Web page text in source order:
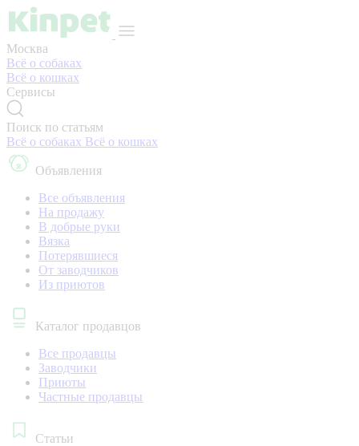
Москва
Всё о собаках
Всё о кошках
Сервисы
Поиск по статьям
Всё о собаках Всё о кошках
Объявления
Все объявления
На продажу
В добрые руки
Вязка
Потерявшиеся
От заводчиков
Из приютов
Каталог продавцов
Все продавцы
Заводчики
Приюты
Частные продавцы
Статьи